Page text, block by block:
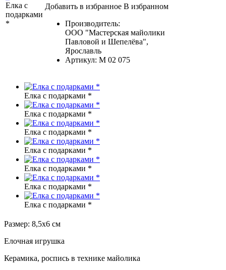
Елка с
подарками
*
Добавить в избранное В избранном
Производитель:
ООО "Мастерская майолики
Павловой и Шепелёва",
Ярославль
Артикул: M 02 075
Елка с подарками *
Елка с подарками *
Елка с подарками *
Елка с подарками *
Елка с подарками *
Елка с подарками *
Елка с подарками *
Размер: 8,5х6 см
Елочная игрушка
Керамика, роспись в технике майолика